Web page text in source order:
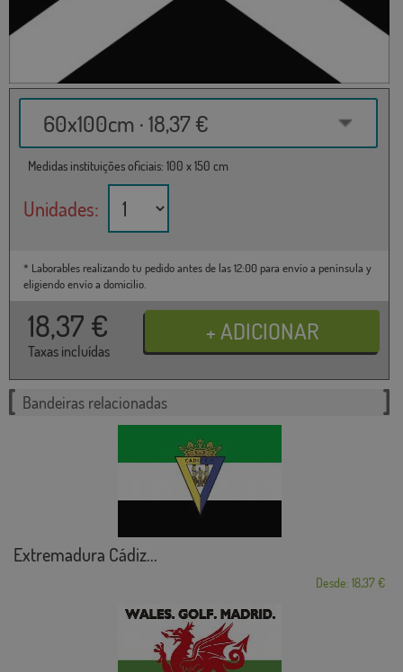
60x100cm · 18,37 €
Medidas instituições oficiais: 100 x 150 cm
Unidades:
* Laborables realizando tu pedido antes de las 12:00 para envío a península y
eligiendo envío a domicilio.
18,37 €
Taxas incluídas
Bandeiras relacionadas
Extremadura Cádiz...
Desde: 18,37 €